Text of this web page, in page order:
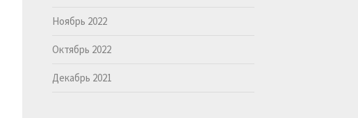
Ноябрь 2022
Октябрь 2022
Декабрь 2021